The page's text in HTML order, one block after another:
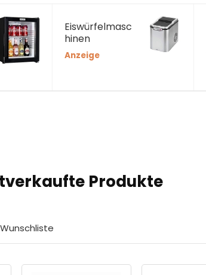
Eiswürfelmasc
hinen
Anzeige
Produkte